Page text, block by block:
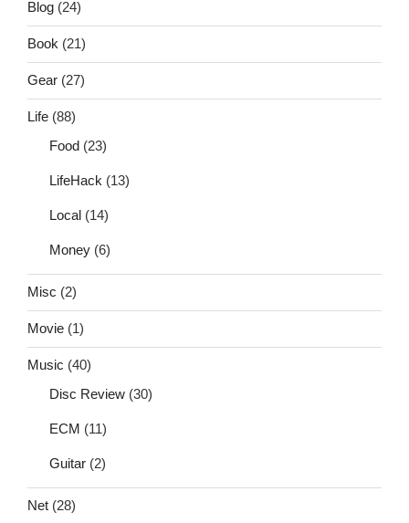
Blog (24)
Book (21)
Gear (27)
Life (88)
Food (23)
LifeHack (13)
Local (14)
Money (6)
Misc (2)
Movie (1)
Music (40)
Disc Review (30)
ECM (11)
Guitar (2)
Net (28)